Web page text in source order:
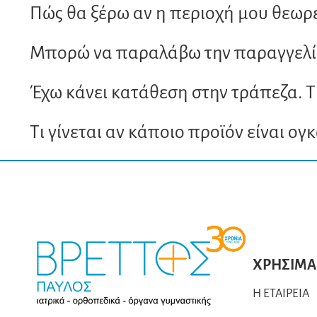
Πώς θα ξέρω αν η περιοχή μου
Μπορώ να παραλάβω την
Έχω κάνει κατάθεση στην τράπεζα.
Τι γίνεται αν κάποιο προϊόν είναι
ΧΡΗΣΙΜΑ
Η ΕΤΑΙΡΕΙΑ